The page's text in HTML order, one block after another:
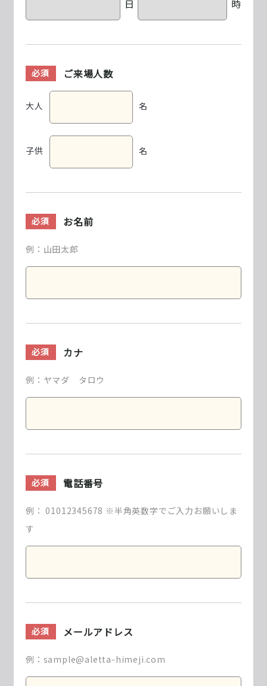
日 時
必須 ご来場人数
大人 名
子供 名
必須 お名前
例：山田太郎
必須 カナ
例：ヤマダ タロウ
必須 電話番号
例： 01012345678 ※半角英数字でご入力お願いしま
す
必須 メールアドレス
例：sample@aletta-himeji.com